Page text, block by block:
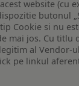
website (cu
butonul
Cookie si nu
mai jos. Cu titlu
al Vendor-
pe linkul